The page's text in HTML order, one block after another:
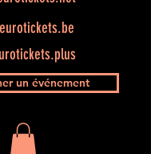
un événement